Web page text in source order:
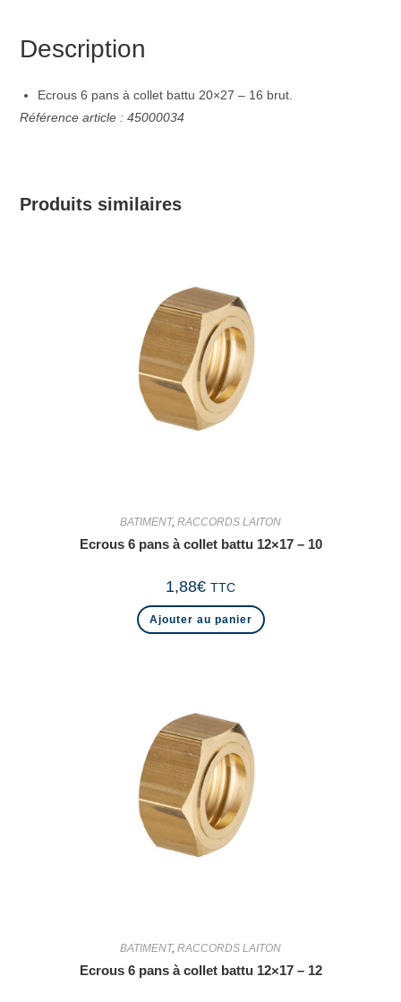
Description
Ecrous 6 pans à collet battu 20×27 – 16 brut.
Référence article : 45000034
Produits similaires
BATIMENT, RACCORDS LAITON
Ecrous 6 pans à collet battu 12×17 – 10
1,88€ TTC
Ajouter au panier
BATIMENT, RACCORDS LAITON
Ecrous 6 pans à collet battu 12×17 – 12